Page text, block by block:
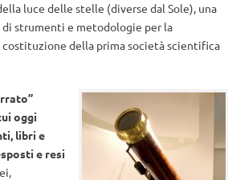
luce delle stelle (diverse dal Sole), una
strumenti e metodologie per la
della prima società scientifica
oggi
libri e
e resi